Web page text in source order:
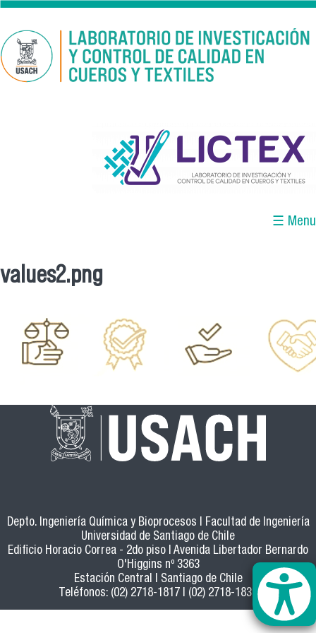
Pasar al contenido principal
logo_lictex_mesa_de_trabajo_1.png
☰ Menu
Se encuentra usted aquí
values2.png
Depto. Ingeniería Química y Bioprocesos | Facultad de Ingeniería
Universidad de Santiago de Chile
Edificio Horacio Correa - 2do piso | Avenida Libertador Bernardo
O'Higgins nº 3363
Estación Central | Santiago de Chile
Teléfonos: (02) 2718-1817 | (02) 2718-1837